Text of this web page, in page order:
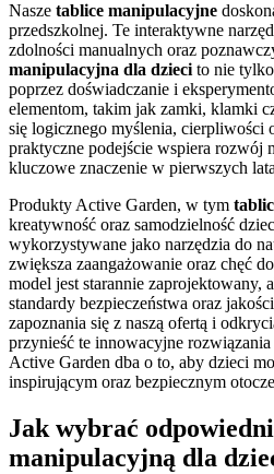
Nasze tablice manipulacyjne
przedszkolnej. Te interaktywne
zdolności manualnych oraz
manipulacyjna dla dzieci to nie
poprzez doświadczanie i
elementom, takim jak zamki, klamki
się logicznego myślenia, cierpliwości
praktyczne podejście wspiera rozwój
kluczowe znaczenie w pierwszych
Produkty Active Garden, w tym
kreatywność oraz samodzielność
wykorzystywane jako narzędzia do
zwiększa zaangażowanie oraz chęć
model jest starannie zaprojektowany,
standardy bezpieczeństwa oraz
zapoznania się z naszą ofertą i
przynieść te innowacyjne
Active Garden dba o to, aby dzieci
inspirującym oraz bezpiecznym
Jak wybrać
manipulacyjną dla